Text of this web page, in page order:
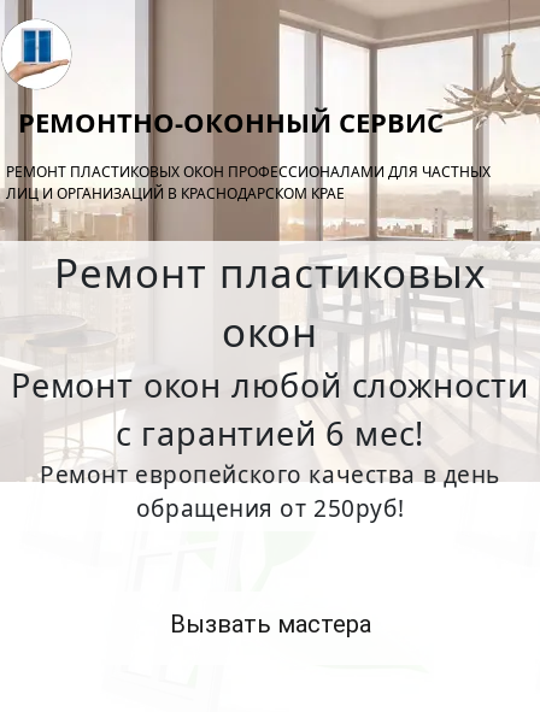
РЕМОНТНО-ОКОННЫЙ СЕРВИС
РЕМОНТ ПЛАСТИКОВЫХ ОКОН ПРОФЕССИОНАЛАМИ ДЛЯ ЧАСТНЫХ
ЛИЦ И ОРГАНИЗАЦИЙ В КРАСНОДАРСКОМ КРАЕ
Ремонт пластиковых
окон
Ремонт окон любой сложности
с гарантией 6 мес!
Ремонт европейского качества в день
обращения от 250руб!
Вызвать мастера